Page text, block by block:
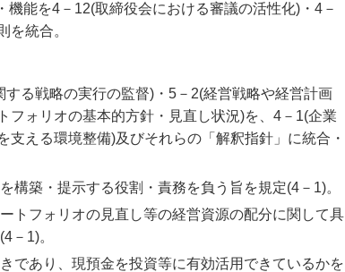
能を4－12(取締役会における審議の活性化)・4－
を統合。
る戦略の実行の監督)・5－2(経営戦略や経営計画
ォリオの基本的方針・見直し状況)を、4－1(企業
える環境整備)及びそれらの「解釈指針」に統合・
築・提示する役割・責務を負う旨を規定(4－1)。
トフォリオの見直し等の経営資源の配分に関して具
－1)。
であり、現預金を投資等に有効活用できているかを